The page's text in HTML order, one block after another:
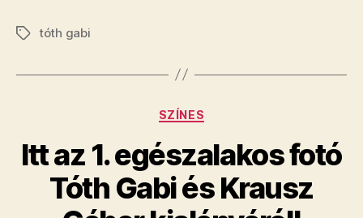
Címkéktóth gabi
Kategóriák
SZÍNES
Itt az 1. egészalakos fotó
Tóth Gabi és Krausz